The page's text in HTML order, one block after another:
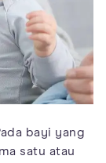
bayi yang
satu atau